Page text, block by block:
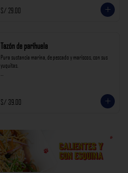
S/ 29.00
Tazón de parihuela
Pura sustancia marina, de pescado y mariscos, con sus
yuquitas.
S/ 39.00